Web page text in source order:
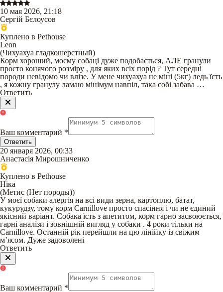
10 мая 2026, 21:18
Сергій Бєлоусов
Куплено в Pethouse
Leon
(Чихуахуа гладкошерстный)
Корм хороший, моєму собаці дуже подобається, АЛЕ гранули
просто конячого розміру , для яких всіх порід ? Тут середні
породи невідомо чи влізе. У мене чихуахуа не міні (5кг) ледь їсть
, я кожну гранулу ламаю мінімум навпіл, така собі забава …
Ответить
Ваш комментарий *
Ответить
20 января 2026, 00:33
Анастасія Мирошниченко
Куплено в Pethouse
Ніка
(Метис (Нет породы))
У моєї собаки алергія на всі види зерна, картоплю, батат,
кукурудзу, тому корм Carnillove просто спасіння і чи не єдиний
якісний варіант. Собака їсть з апетитом, корм гарно засвоюється,
гарні аналізи і зовнішній вигляд у собаки . 4 роки тільки на
Carnillove. Останній рік перейшли на цю лінійку із свіжим
мʼясом. Дуже задоволені
Ответить
Ваш комментарий *